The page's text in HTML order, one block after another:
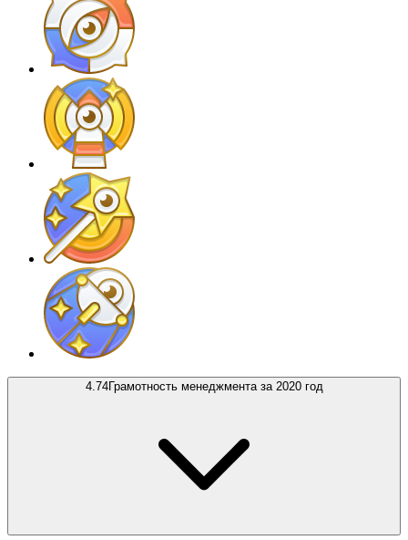
4.74Грамотность менеджмента за 2020 год